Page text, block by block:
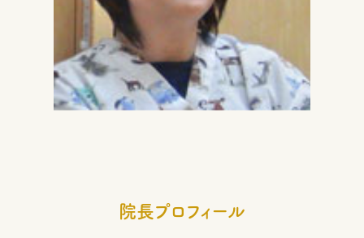
院長プロフィール